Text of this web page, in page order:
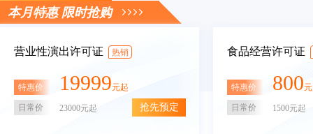
立即咨询
本月特惠 限时抢购
营业性演出许可证 热销
特惠价 19999元起
日常价 23000元起 抢先预定
食品经营许可证
特惠价 800
日常价 1500元起